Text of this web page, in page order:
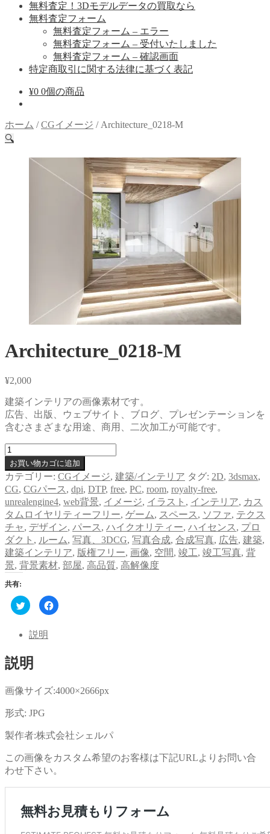
無料査定！3Dモデルデータの買取なら
無料査定フォーム
無料査定フォーム – エラー
無料査定フォーム – 受付いたしました
無料査定フォーム – 確認画面
特定商取引に関する法律に基づく表記
¥0 0個の商品
ホーム /CGイメージ / Architecture_0218-M
🔍
Architecture_0218-M
¥2,000
建築インテリアの画像素材です。
広告、出版、ウェブサイト、ブログ、プレゼンテーションを
含むさまざまな用途、商用、二次加工が可能です。
Architecture_0218-
M
個
お買い物カゴに追加
カテゴリー: CGイメージ, 建築/インテリア タグ: 2D, 3dsmax,
CG, CGパース , dpi, DTP, free, PC, room, royalty-free,
unrealengine4, web背景, イメージ, イラスト , インテリア, カス
タムロイヤリティーフリー, ゲーム, スペース , ソファ, テクス
チャ, デザイン, パース , ハイクオリティー, ハイセンス , プロ
ダクト , ルーム, 写真、3DCG, 写真合成, 合成写真, 広告, 建築,
建築インテリア, 版権フリー, 画像, 空間, 竣工, 竣工写真, 背
景, 背景素材, 部屋, 高品質, 高解像度
共有:
ク
リ
し
て
で
共
有
い
ウ
ン
ド
で
開
ま
す)
Facebook
で
し
て
(新
し
ウ
ィ
ド
き
ま
す)
説明
説明
画像サイズ:4000×2666px
形式: JPG
製作者:株式会社シェルパ
この画像をカスタム希望のお客様は下記URLよりお問い合
わせ下さい。